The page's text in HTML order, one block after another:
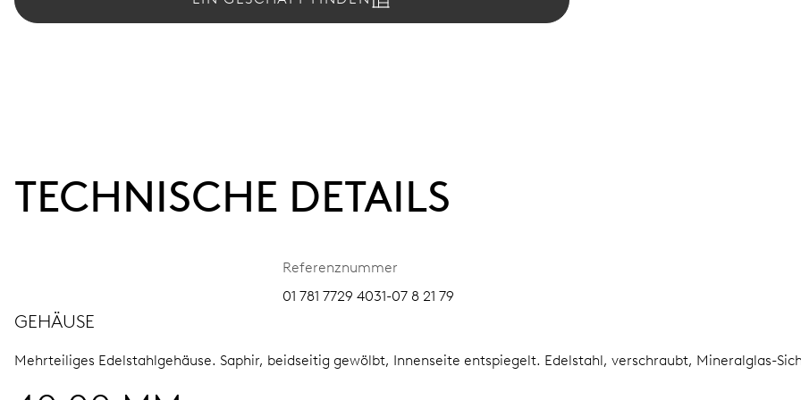
TECHNISCHE DETAILS
Referenznummer
01 781 7729 4031-07 8 21 79
GEHÄUSE
Mehrteiliges Edelstahlgehäuse. Saphir, beidseitig gewölbt, Innenseite entspiegelt. Edelstahl, verschraubt, Mineralglas-